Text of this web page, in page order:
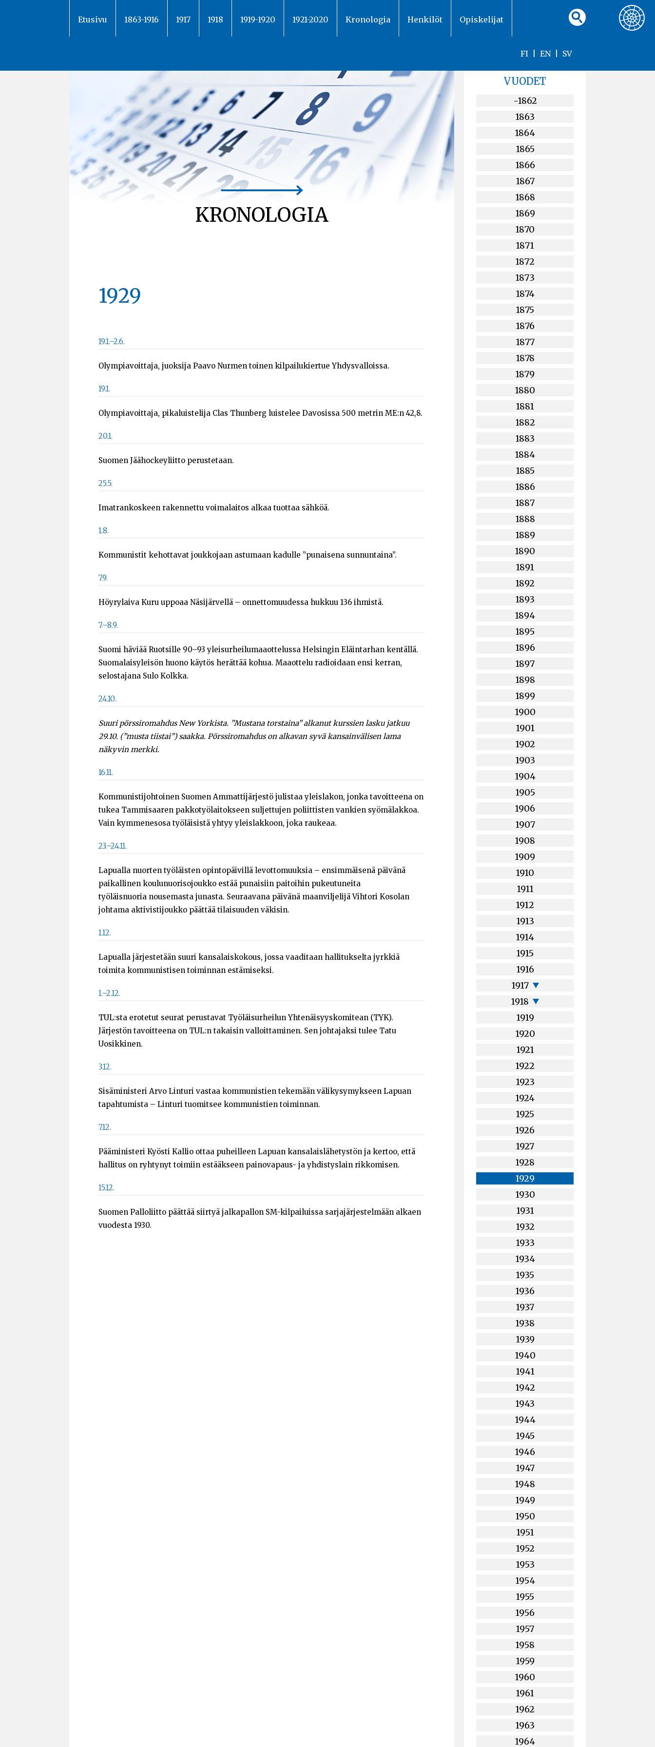
Etusivu 1863-1916 1917 1918 1919-1920 1921-2020 Kronologia Henkilöt Opiskelijat
FI EN| SV
KRONOLOGIA
1929
19.1.–2.6.
Olympiavoittaja, juoksija Paavo Nurmen toinen kilpailukiertue Yhdysvalloissa.
19.1.
Olympiavoittaja, pikaluistelija Clas Thunberg luistelee Davosissa 500 metrin ME:n 42,8.
20.1.
Suomen Jäähockeyliitto perustetaan.
25.5.
Imatrankoskeen rakennettu voimalaitos alkaa tuottaa sähköä.
1.8.
Kommunistit kehottavat joukkojaan astumaan kadulle ”punaisena sunnuntaina”.
7.9.
Höyrylaiva Kuru uppoaa Näsijärvellä – onnettomuudessa hukkuu 136 ihmistä.
7.–8.9.
Suomi häviää Ruotsille 90–93 yleisurheilumaaottelussa Helsingin Eläintarhan kentällä.
Suomalaisyleisön huono käytös herättää kohua. Maaottelu radioidaan ensi kerran,
selostajana Sulo Kolkka.
24.10.
Suuri pörssiromahdus New Yorkista. ”Mustana torstaina” alkanut kurssien lasku jatkuu
29.10. (”musta tiistai”) saakka. Pörssiromahdus on alkavan syvä kansainvälisen lama
näkyvin merkki.
16.11.
Kommunistijohtoinen Suomen Ammattijärjestö julistaa yleislakon, jonka tavoitteena on
tukea Tammisaaren pakkotyölaitokseen suljettujen poliittisten vankien syömälakkoa.
Vain kymmenesosa työläisistä yhtyy yleislakkoon, joka raukeaa.
23.–24.11.
Lapualla nuorten työläisten opintopäivillä levottomuuksia – ensimmäisenä päivänä
paikallinen koulunuorisojoukko estää punaisiin paitoihin pukeutuneita
työläisnuoria nousemasta junasta. Seuraavana päivänä maanviljelijä Vihtori Kosolan
johtama aktivistijoukko päättää tilaisuuden väkisin.
1.12.
Lapualla järjestetään suuri kansalaiskokous, jossa vaaditaan hallitukselta jyrkkiä
toimita kommunistisen toiminnan estämiseksi.
1.–2.12.
TUL:sta erotetut seurat perustavat Työläisurheilun Yhtenäisyyskomitean (TYK).
Järjestön tavoitteena on TUL:n takaisin valloittaminen. Sen johtajaksi tulee Tatu
Uosikkinen.
3.12.
Sisäministeri Arvo Linturi vastaa kommunistien tekemään välikysymykseen Lapuan
tapahtumista – Linturi tuomitsee kommunistien toiminnan.
7.12.
Pääministeri Kyösti Kallio ottaa puheilleen Lapuan kansalaislähetystön ja kertoo, että
hallitus on ryhtynyt toimiin estääkseen painovapaus- ja yhdistyslain rikkomisen.
15.12.
Suomen Palloliitto päättää siirtyä jalkapallon SM-kilpailuissa sarjajärjestelmään alkaen
vuodesta 1930.
VUODET
-1862
1863
1864
1865
1866
1867
1868
1869
1870
1871
1872
1873
1874
1875
1876
1877
1878
1879
1880
1881
1882
1883
1884
1885
1886
1887
1888
1889
1890
1891
1892
1893
1894
1895
1896
1897
1898
1899
1900
1901
1902
1903
1904
1905
1906
1907
1908
1909
1910
1911
1912
1913
1914
1915
1916
1917
1918
1919
1920
1921
1922
1923
1924
1925
1926
1927
1928
1929
1930
1931
1932
1933
1934
1935
1936
1937
1938
1939
1940
1941
1942
1943
1944
1945
1946
1947
1948
1949
1950
1951
1952
1953
1954
1955
1956
1957
1958
1959
1960
1961
1962
1963
1964